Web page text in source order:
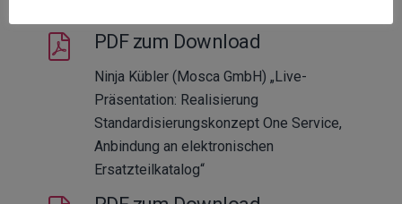
PDF zum Download
Ninja Kübler (Mosca GmbH) „Live-
Präsentation: Realisierung
Standardisierungskonzept One Service,
Anbindung an elektronischen
Ersatzteilkatalog“